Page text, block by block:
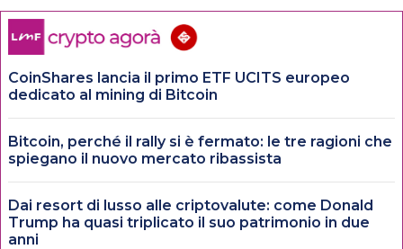
CoinShares lancia il primo ETF UCITS europeo
dedicato al mining di Bitcoin
Bitcoin, perché il rally si è fermato: le tre ragioni che
spiegano il nuovo mercato ribassista
Dai resort di lusso alle criptovalute: come Donald
Trump ha quasi triplicato il suo patrimonio in due
anni